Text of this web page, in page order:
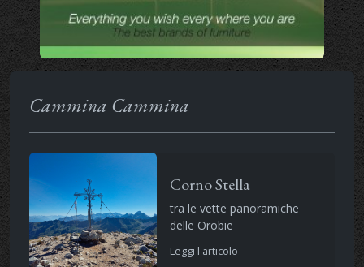
Cammina Cammina
Corno Stella
tra le vette panoramiche
delle Orobie
Leggi l'articolo